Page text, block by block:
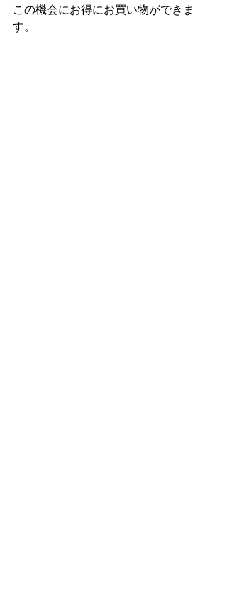
この機会にお得にお買い物ができま
す。